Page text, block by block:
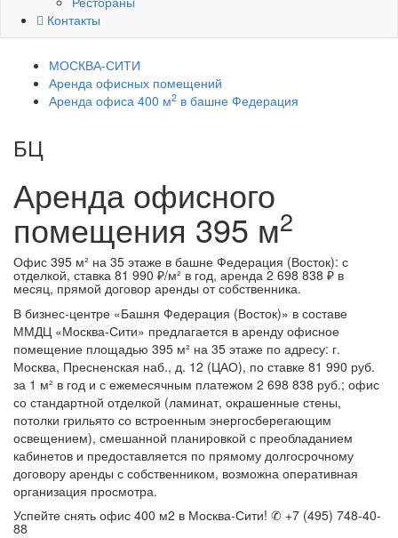
Контакты
МОСКВА-СИТИ
Аренда офисных помещений
Аренда офиса 400 м2 в башне Федерация
БЦ
Аренда офисного
помещения 395 м2
Офис 395 м² на 35 этаже в башне Федерация (Восток): с
отделкой, ставка 81 990 ₽/м² в год, аренда 2 698 838 ₽ в
месяц, прямой договор аренды от собственника.
В бизнес-центре «Башня Федерация (Восток)» в составе
ММДЦ «Москва-Сити» предлагается в аренду офисное
помещение площадью 395 м² на 35 этаже по адресу: г.
Москва, Пресненская наб., д. 12 (ЦАО), по ставке 81 990 руб.
за 1 м² в год и с ежемесячным платежом 2 698 838 руб.; офис
со стандартной отделкой (ламинат, окрашенные стены,
потолки грильято со встроенным энергосберегающим
освещением), смешанной планировкой с преобладанием
кабинетов и предоставляется по прямому долгосрочному
договору аренды с собственником, возможна оперативная
организация просмотра.
Успейте снять офис 400 м2 в Москва-Сити! ✆ +7 (495) 748-40-
88